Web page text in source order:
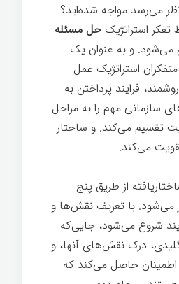
می‌رسد مواجه شده‌اید؟
استراتژیک حل مسئله
می‌شود. و به عنوان یک
استراتژیک عمل
فرایند پرداختن به
سازمانی مهم را به مراحل
تقسیم می‌کند. و ساختار
می‌کند.
از طریق پنج
می‌شود. با تعریف نقش‌ها و
شروع می‌شود، جایی‌که
درک نقش‌های آنها، و
اطمینان حاصل می‌کند که